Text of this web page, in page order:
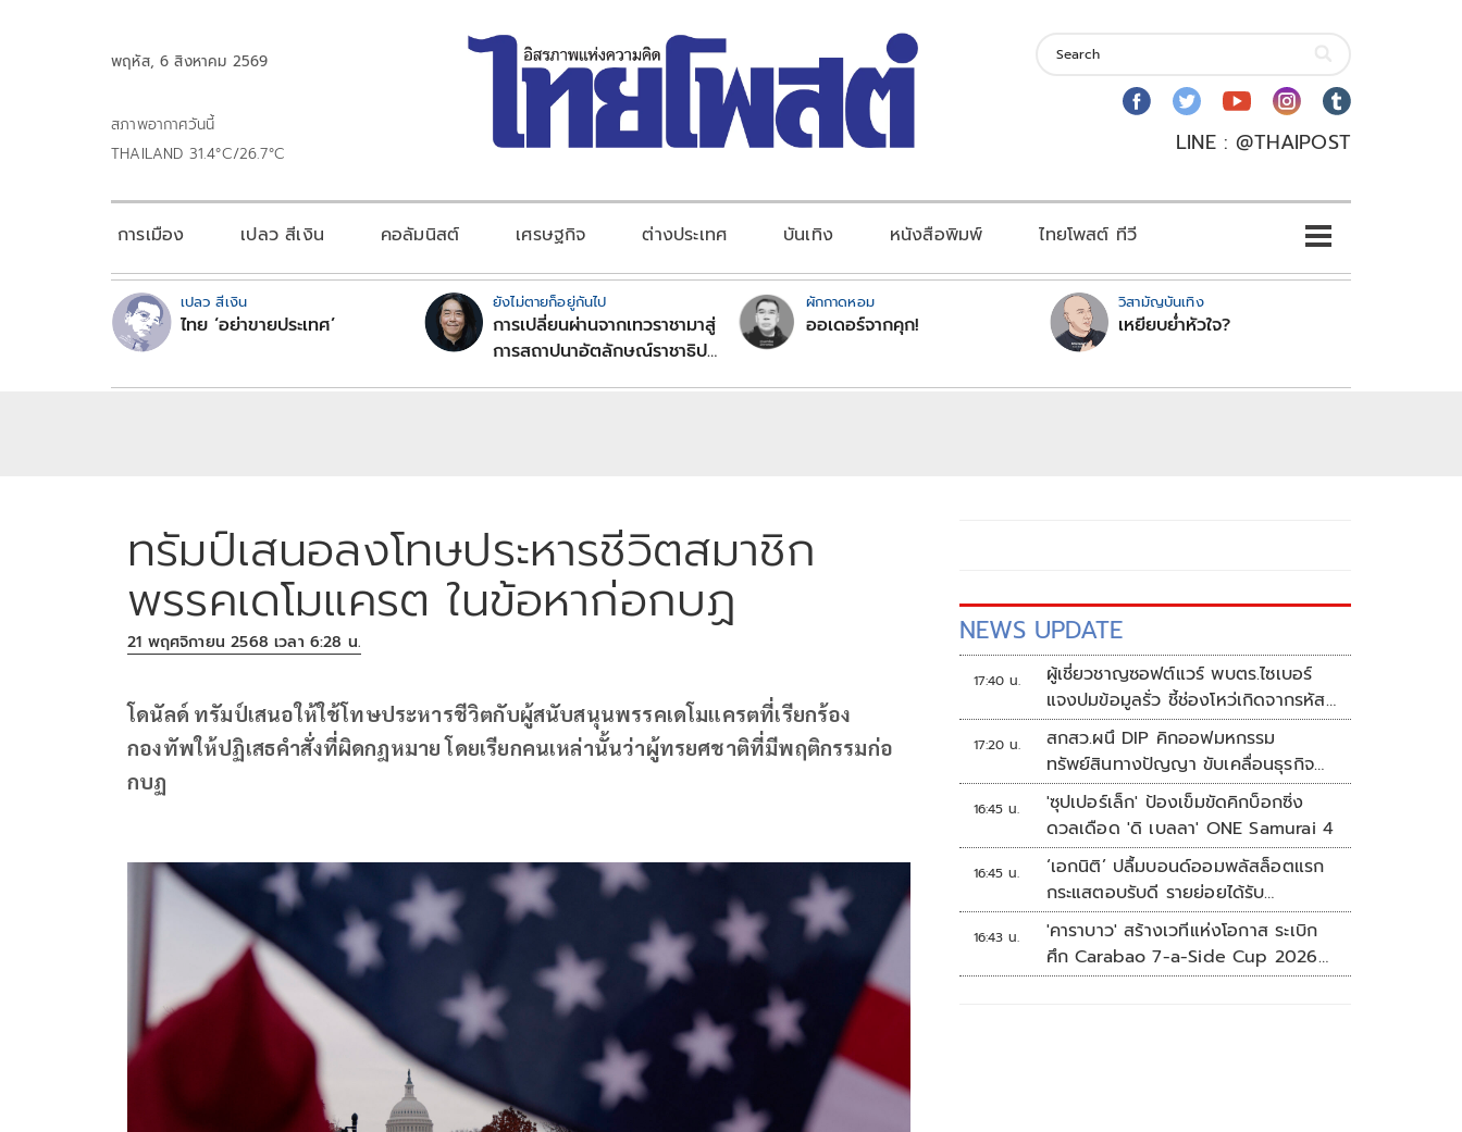
พฤหัส, 6 สิงหาคม 2569
สภาพอากาศวันนี้
THAILAND 31.4°C/26.7°C
LINE : @THAIPOST
การเมือง เปลว สีเงิน คอลัมนิสต์ เศรษฐกิจ ต่างประเทศ บันเทิง หนังสือพิมพ์ ไทยโพสต์ ทีวี
เปลว สีเงิน
ไทย ‘อย่าขายประเทศ’
ยังไม่ตายก็อยู่กันไป
การเปลี่ยนผ่านจากเทวราชามาสู่
การสถาปนาอัตลักษณ์ราชาธิป
ผักกาดหอม
ออเดอร์จากคุก!
วิสามัญบันเทิง
เหยียบย่ำหัวใจ?
ทรัมป์เสนอลงโทษประหารชีวิตสมาชิก
พรรคเดโมแครต ในข้อหาก่อกบฏ
21 พฤศจิกายน 2568 เวลา 6:28 น.
โดนัลด์ ทรัมป์เสนอให้ใช้โทษประหารชีวิตกับผู้สนับสนุนพรรคเดโมแครตที่เรียกร้อง
กองทัพให้ปฏิเสธคำสั่งที่ผิดกฎหมาย โดยเรียกคนเหล่านั้นว่าผู้ทรยศชาติที่มีพฤติกรรมก่อ
กบฏ
NEWS UPDATE
17:40 น.
ผู้เชี่ยวชาญซอฟต์แวร์ พบตร.ไซเบอร์
แจงปมข้อมูลรั่ว ชี้ช่องโหว่เกิดจากรหัส
ผ่านจนท.หลุด ไม่ใช่ถูกแฮกระบบ
17:20 น.
สกสว.ผนึ DIP คิกออฟมหกรรม
ทรัพย์สินทางปัญญา ขับเคลื่อนธุรกิจ
ไทยสู่อนาคต
16:45 น.
'ซุปเปอร์เล็ก' ป้องเข็มขัดคิกบ็อกซิ่ง
ดวลเดือด 'ดิ เบลลา' ONE Samurai 4
16:45 น.
‘เอกนิติ’ ปลื้มบอนด์ออมพลัสล็อตแรก
กระแสตอบรับดี รายย่อยได้รับ
จัดสรร2.2หมื่นคน เปิดจองรอบใหม่
ก.ย.นี้
16:43 น.
'คาราบาว' สร้างเวทีแห่งโอกาส ระเบิก
ศึก Carabao 7-a-Side Cup 2026
หาแชมป์ดูบอลที่เวมบลีย์